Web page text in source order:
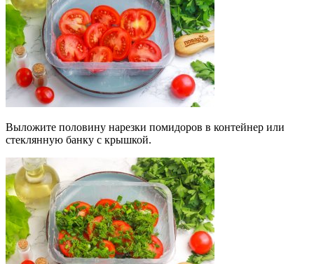
Выложите половину нарезки помидоров в контейнер или
стеклянную банку с крышкой.